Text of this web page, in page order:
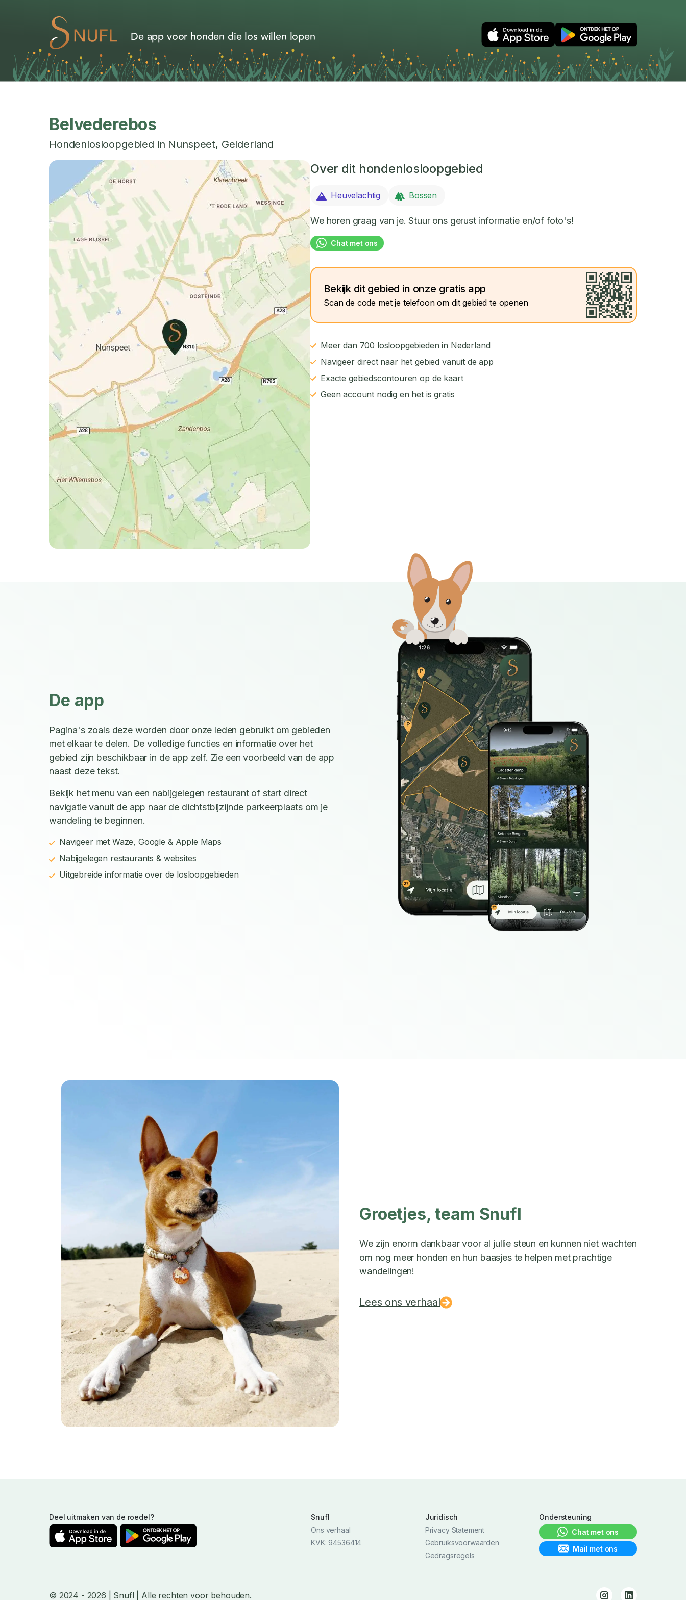
De app voor honden die los willen lopen
Belvederebos
Hondenlosloopgebied in Nunspeet, Gelderland
Over dit hondenlosloopgebied
Heuvelachtig Bossen
We horen graag van je. Stuur ons gerust informatie en/of foto's!
Chat met ons
Bekijk dit gebied in onze gratis app
Scan de code met je telefoon om dit gebied te openen
Meer dan 700 losloopgebieden in Nederland
Navigeer direct naar het gebied vanuit de app
Exacte gebiedscontouren op de kaart
Geen account nodig en het is gratis
De app
Pagina's zoals deze worden door onze leden gebruikt om gebieden
met elkaar te delen. De volledige functies en informatie over het
gebied zijn beschikbaar in de app zelf. Zie een voorbeeld van de app
naast deze tekst.
Bekijk het menu van een nabijgelegen restaurant of start direct
navigatie vanuit de app naar de dichtstbijzijnde parkeerplaats om je
wandeling te beginnen.
Navigeer met Waze, Google & Apple Maps
Nabijgelegen restaurants & websites
Uitgebreide informatie over de losloopgebieden
Groetjes, team Snufl
We zijn enorm dankbaar voor al jullie steun en kunnen niet wachten
om nog meer honden en hun baasjes te helpen met prachtige
wandelingen!
Lees ons verhaal
Deel uitmaken van de roedel?
Snufl
Ons verhaal
KVK: 94536414
Juridisch
Privacy Statement
Gebruiksvoorwaarden
Gedragsregels
Ondersteuning
Chat met ons
Mail met ons
© 2024 - 2026 | Snufl | Alle rechten voor behouden.